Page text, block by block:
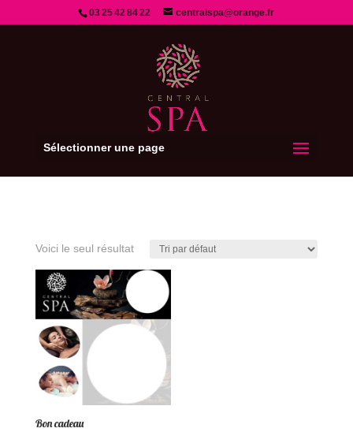
03 25 42 84 22 centralspa@orange.fr
Sélectionner une page
Voici le seul résultat
Bon cadeau